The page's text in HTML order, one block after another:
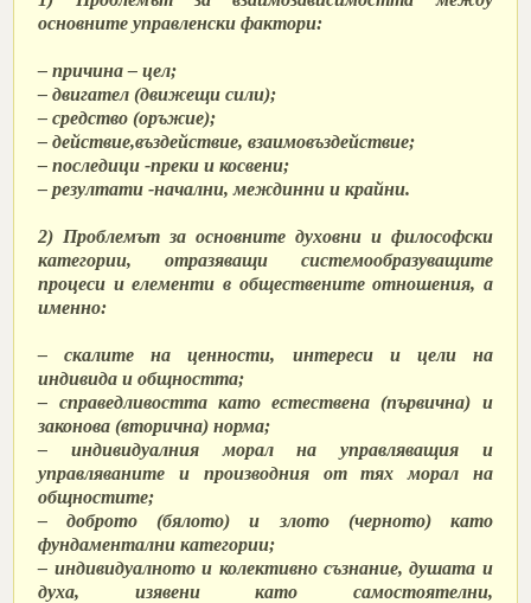
основните управленски фактори:
– причина – цел;
– двигател (движещи сили);
– средство (оръжие);
– действие,въздействие, взаимовъздействие;
– последици -преки и косвени;
– резултати -начални, междинни и крайни.
2) Проблемът за основните духовни и философски
категории, отразяващи системообразуващите
процеси и елементи в обществените отношения, а
именно:
– скалите на ценности, интереси и цели на
индивида и общността;
– справедливостта като естествена (първична) и
законова (вторична) норма;
– индивидуалния морал на управляващия и
управляваните и производния от тях морал на
общностите;
– доброто (бялото) и злото (черното) като
фундаментални категории;
– индивидуалното и колективно съзнание, душата и
духа, изявени като самостоятелни,